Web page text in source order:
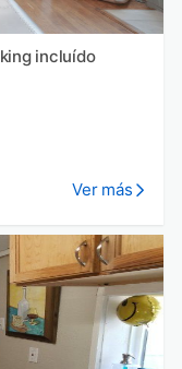
incluído
Ver más